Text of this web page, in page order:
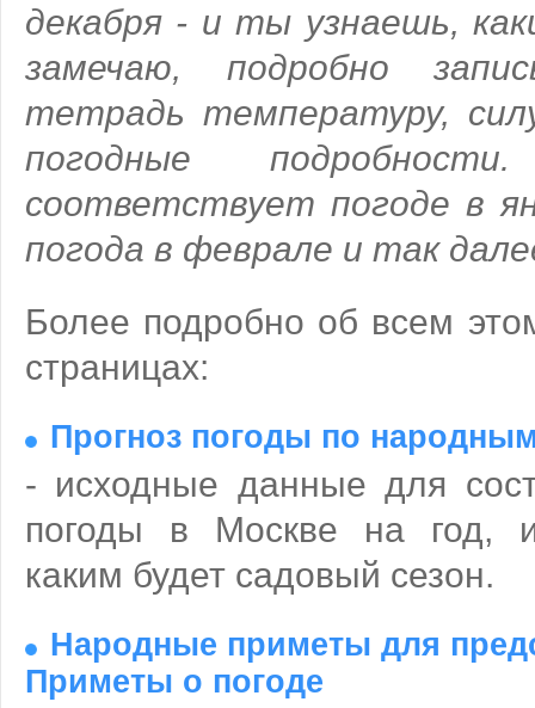
декабря - и ты узнаешь,
замечаю, подробно
тетрадь температуру,
погодные
соответствует погоде в
погода в феврале и так
Более подробно об всем
страницах:
Прогноз погоды по
- исходные данные для
погоды в Москве на год,
каким будет садовый сезон.
Народные приметы для
Приметы о погоде